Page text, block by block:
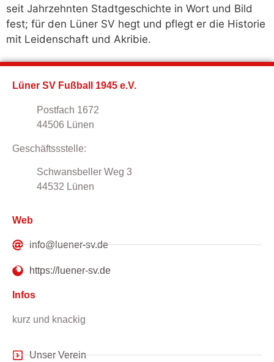
seit Jahrzehnten Stadtgeschichte in Wort und Bild
fest; für den Lüner SV hegt und pflegt er die Historie
mit Leidenschaft und Akribie.
Lüner SV Fußball 1945 e.V.
Postfach 1672
44506 Lünen
Geschäftssstelle:
Schwansbeller Weg 3
44532 Lünen
Web
info@luener-sv.de
https://luener-sv.de
Infos
kurz und knackig
Unser Verein